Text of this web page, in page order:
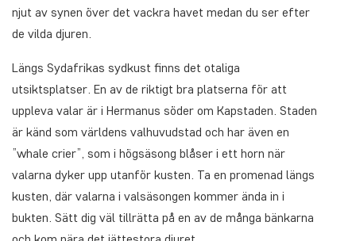
njut av synen över det vackra havet medan du ser efter
de vilda djuren.
Längs Sydafrikas sydkust finns det otaliga
utsiktsplatser. En av de riktigt bra platserna för att
uppleva valar är i Hermanus söder om Kapstaden. Staden
är känd som världens valhuvudstad och har även en
”whale crier”, som i högsäsong blåser i ett horn när
valarna dyker upp utanför kusten. Ta en promenad längs
kusten, där valarna i valsäsongen kommer ända in i
bukten. Sätt dig väl tillrätta på en av de många bänkarna